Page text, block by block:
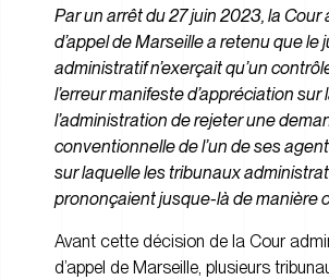
Par un arrêt du 27 juin 2023, la
d’appel de Marseille a retenu que le
administratif n’exerçait qu’un
l’erreur manifeste d’appréciation sur
l’administration de rejeter une
conventionnelle de l’un de ses
sur laquelle les tribunaux
prononçaient jusque-là de manière
Avant cette décision de la Cour
d’appel de Marseille, plusieurs